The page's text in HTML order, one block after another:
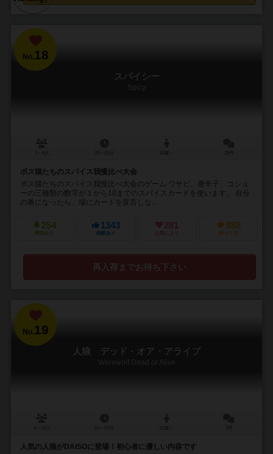
No.18
スパイシー
Spicy
ボス猫たちのスパイス我慢比べ大会
ボス猫たちのスパイス我慢比べ大会のゲーム ワサビ、唐辛子、コショ
ーの三種類の数字が１から10までのスパイスカードを使います。 自分
の番になったら、場にカードを宣言しな...
254
興味あり
1343
経験あり
281
お気に入り
888
持ってる
再入荷までお待ち下さい
No.19
人狼 デッド・オア・アライブ
Werewolf Dead or Alive
人気の人狼がDAISOに登場！初心者に優しい内容です